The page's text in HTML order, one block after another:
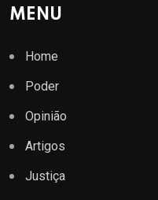
MENU
Home
Poder
Opinião
Artigos
Justiça